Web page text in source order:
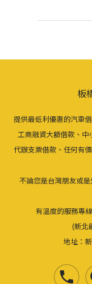
板
提供最低利優惠的汽車
工商融資大額借款、中
代辦支票借款、任何有
不論您是台灣朋友或
有溫度的服務專
(新北
地址：